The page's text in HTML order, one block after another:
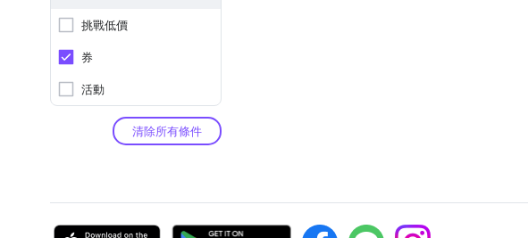
挑戰低價
券
活動
清除所有條件